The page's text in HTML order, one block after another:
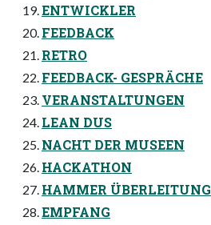
ENTWICKLER
FEEDBACK
RETRO
FEEDBACK- GESPRÄCHE
VERANSTALTUNGEN
LEAN DUS
NACHT DER MUSEEN
HACKATHON
HAMMER ÜBERLEITUNG
EMPFANG